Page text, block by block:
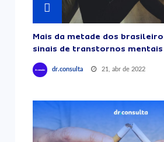
Mais da metade dos
sinais de transtornos mentais
dr.consulta 21, abr de 2022